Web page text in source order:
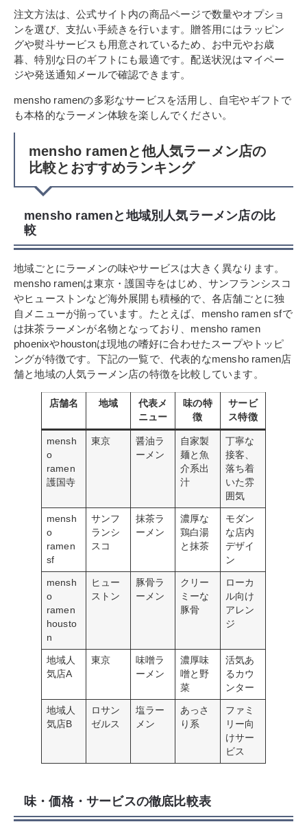
注文方法は、公式サイト内の商品ページで数量やオプショ
ンを選び、支払い手続きを行います。贈答用にはラッピン
グや熨斗サービスも用意されているため、お中元やお歳
暮、特別な日のギフトにも最適です。配送状況はマイペー
ジや発送通知メールで確認できます。
mensho ramenの多彩なサービスを活用し、自宅やギフトで
も本格的なラーメン体験を楽しんでください。
mensho ramenと他人気ラーメン店の
比較とおすすめランキング
mensho ramenと地域別人気ラーメン店の比
較
地域ごとにラーメンの味やサービスは大きく異なります。
mensho ramenは東京・護国寺をはじめ、サンフランシスコ
やヒューストンなど海外展開も積極的で、各店舗ごとに独
自メニューが揃っています。たとえば、mensho ramen sfで
は抹茶ラーメンが名物となっており、mensho ramen
phoenixやhoustonは現地の嗜好に合わせたスープやトッピ
ングが特徴です。下記の一覧で、代表的なmensho ramen店
舗と地域の人気ラーメン店の特徴を比較しています。
店舗名 地域
代表メ
ニュー
味の特
徴
サービ
ス特徴
mensh
o
ramen
護国寺
東京
醤油ラ
ーメン
自家製
麺と魚
介系出
汁
丁寧な
接客、
落ち着
いた雰
囲気
mensh
o
ramen
sf
サンフ
ランシ
スコ
抹茶ラ
ーメン
濃厚な
鶏白湯
と抹茶
モダン
な店内
デザイ
ン
mensh
o
ramen
housto
n
ヒュー
ストン
豚骨ラ
ーメン
クリー
ミーな
豚骨
ローカ
ル向け
アレン
ジ
地域人
気店A
東京
味噌ラ
ーメン
濃厚味
噌と野
菜
活気あ
るカウ
ンター
地域人
気店B
ロサン
ゼルス
塩ラー
メン
あっさ
り系
ファミ
リー向
けサー
ビス
味・価格・サービスの徹底比較表